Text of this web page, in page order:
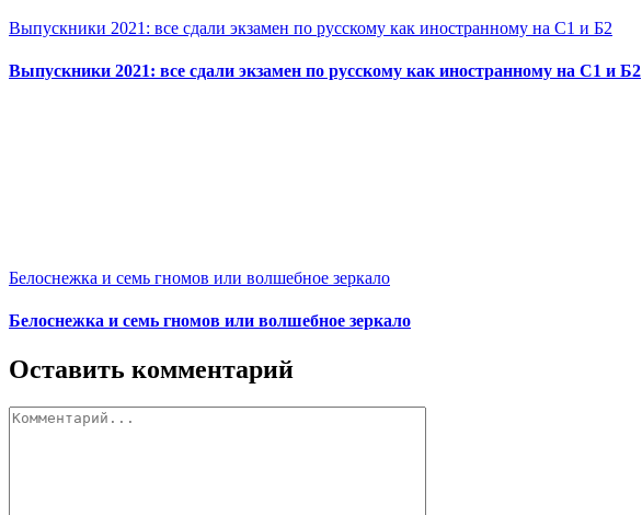
Выпускники 2021: все сдали экзамен по русскому как иностранному на С1 и Б2
Выпускники 2021: все сдали экзамен по русскому как иностранному на С1 и Б2
Белоснежка и семь гномов или волшебное зеркало
Белоснежка и семь гномов или волшебное зеркало
Оставить комментарий